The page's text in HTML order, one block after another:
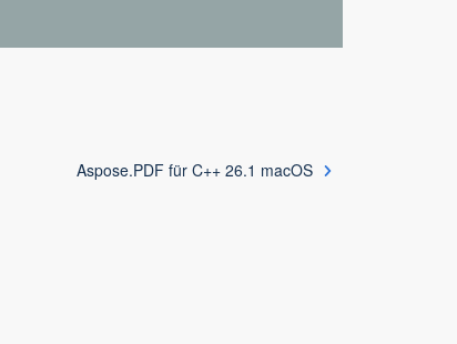
Aspose.PDF für C++ 26.1 macOS